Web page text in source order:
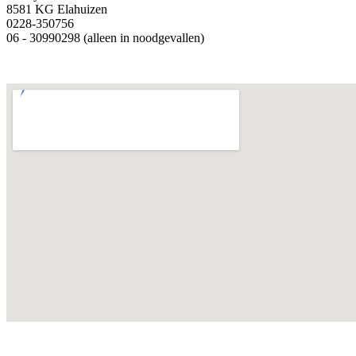
8581 KG Elahuizen
0228-350756
06 - 30990298 (alleen in noodgevallen)